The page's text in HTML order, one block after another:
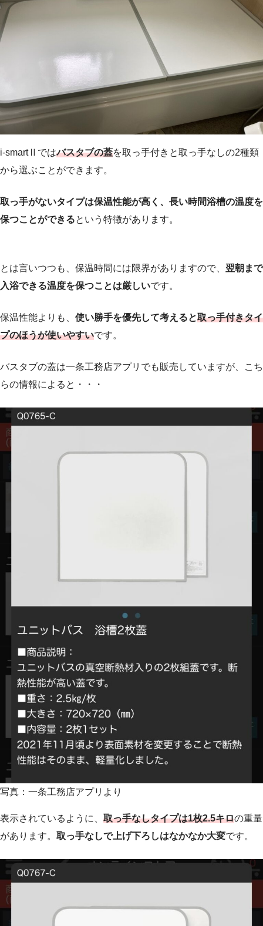
i-smartⅡではバスタブの蓋を取っ手付きと取っ手なしの2種類
から選ぶことができます。
取っ手がないタイプは保温性能が高く、長い時間浴槽の温度を
保つことができるという特徴があります。
とは言いつつも、保温時間には限界がありますので、 翌朝まで
入浴できる温度を保つことは厳しいです。
保温性能よりも、 使い勝手を優先して考えると取っ手付きタイ
プのほうが使いやすいです。
バスタブの蓋は一条工務店アプリでも販売していますが、こち
らの情報によると・・・
写真：一条工務店アプリより
表示されているように、 取っ手なしタイプは1枚2.5キロの重量
があります。 取っ手なしで上げ下ろしはなかなか大変です。